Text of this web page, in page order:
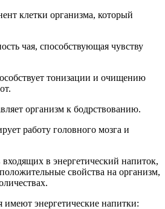
клетки организма, который
чая, способствующая чувству
тонизации и очищению
организм к бодрствованию.
работу головного мозга и
в энергетический напиток,
свойства на организм,
энергетические напитки: